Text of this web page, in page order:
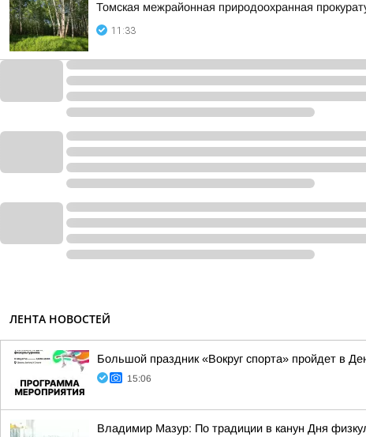
Томская межрайонная природоохранная
11:33
ЛЕНТА НОВОСТЕЙ
Большой праздник «Вокруг спорта» пройдет в
15:06
Владимир Мазур: По традиции в канун Дня